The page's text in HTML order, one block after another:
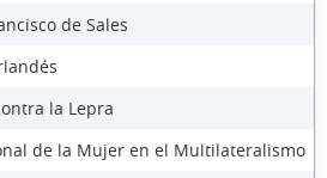
de Sales
la Lepra
de la Mujer en el Multilateralismo